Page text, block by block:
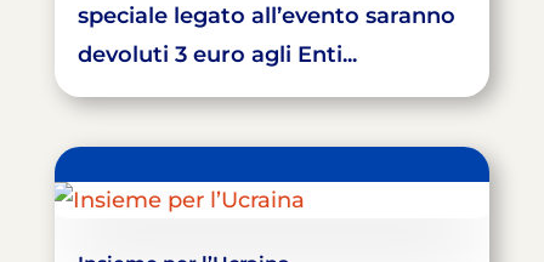
speciale legato all’evento saranno
devoluti 3 euro agli Enti...